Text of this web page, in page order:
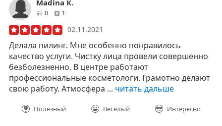
Madina К.
0друзей1
02.11.2021
Делала пилинг. Мне особенно понравилось
качество услуги. Чистку лица провели совершенно
безболезненно. В центре работают
профессиональные косметологи. Грамотно делают
свою работу. Атмосфера ... читать дальше
Полезный Весёлый Интересно